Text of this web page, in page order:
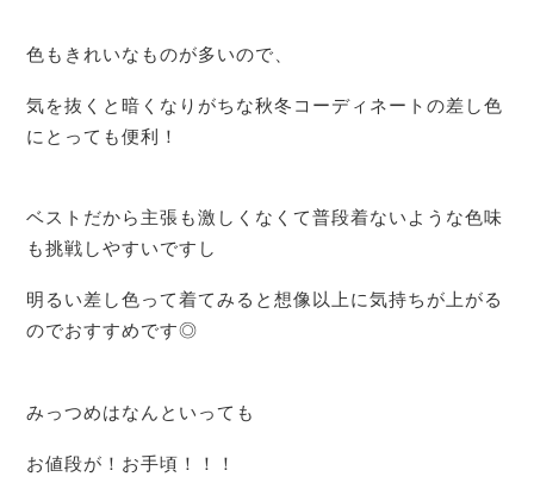
色もきれいなものが多いので、
気を抜くと暗くなりがちな秋冬コーディネートの差し色
にとっても便利！
ベストだから主張も激しくなくて普段着ないような色味
も挑戦しやすいですし
明るい差し色って着てみると想像以上に気持ちが上がる
のでおすすめです◎
みっつめはなんといっても
お値段が！お手頃！！！